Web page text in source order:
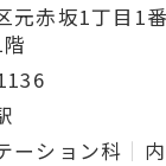
元赤坂1丁目1
ーション科